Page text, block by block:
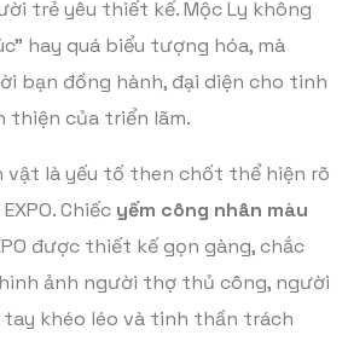
trẻ yêu thiết kế. Mộc Ly không
hay quá biểu tượng hóa, mà
bạn đồng hành, đại diện cho tinh
thiện của triển lãm.
vật là yếu tố then chốt thể hiện rõ
Chiếc yếm công nhân màu
được thiết kế gọn gàng, chắc
ảnh người thợ thủ công, người
tay khéo léo và tinh thần trách